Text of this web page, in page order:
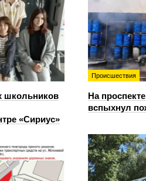
школьников
«Сириус»
Происшествия
На
вспыхнул